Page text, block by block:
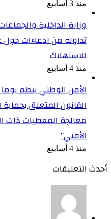
منذ 3 أسابيع
وزارة الداخلية
تداوله من ادعاءات حول
للاستهلاك
منذ 4 أسابيع
الأمن الوطني ينظم
القانون المتعلق
معالجة المعطيات ذات
الأمني”
منذ 4 أسابيع
أحدث التعليقات